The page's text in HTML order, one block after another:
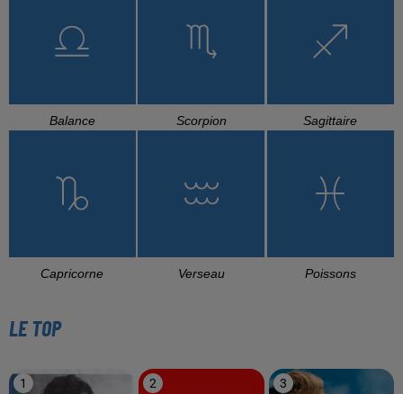
Balance Scorpion Sagittaire
Capricorne Verseau Poissons
LE TOP
1 2 3